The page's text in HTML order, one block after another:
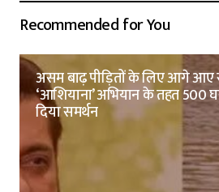
Recommended for You
असम बाढ़ पीड़ितों के लिए आगे आए
‘आशियाना’ अभियान के तहत 500
दिया समर्थन